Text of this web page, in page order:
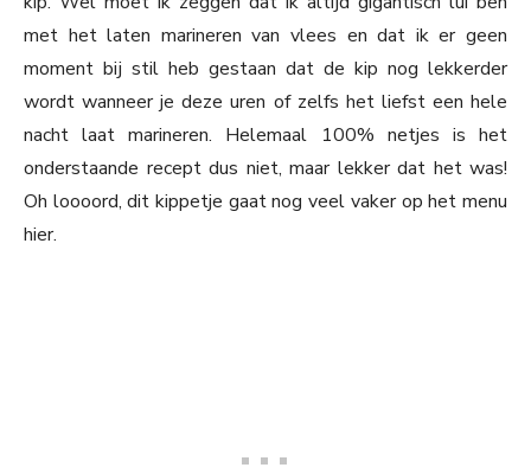
met het laten marineren van vlees en dat ik er geen
moment bij stil heb gestaan dat de kip nog lekkerder
wordt wanneer je deze uren of zelfs het liefst een hele
nacht laat marineren. Helemaal 100% netjes is het
onderstaande recept dus niet, maar lekker dat het was!
Oh loooord, dit kippetje gaat nog veel vaker op het menu
hier.